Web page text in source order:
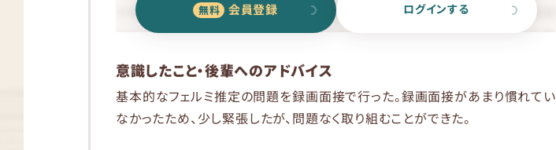
会員登録 ログインする
意識したこと・後輩へのアドバイス
基本的なフェルミ推定の問題を録画面接で行った。録画面接があまり慣れてい
なかったため、少し緊張したが、問題なく取り組むことができた。